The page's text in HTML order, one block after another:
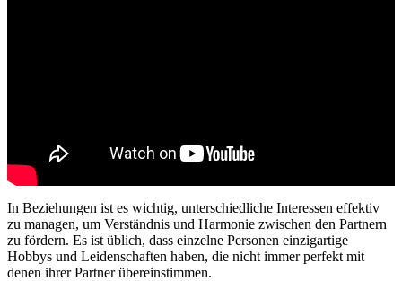
In Beziehungen ist es wichtig, unterschiedliche Interessen effektiv
zu managen, um Verständnis und Harmonie zwischen den Partnern
zu fördern. Es ist üblich, dass einzelne Personen einzigartige
Hobbys und Leidenschaften haben, die nicht immer perfekt mit
denen ihrer Partner übereinstimmen.